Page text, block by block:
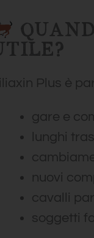
Plus è
gare e
lunghi
nuovi
cavalli
soggetti